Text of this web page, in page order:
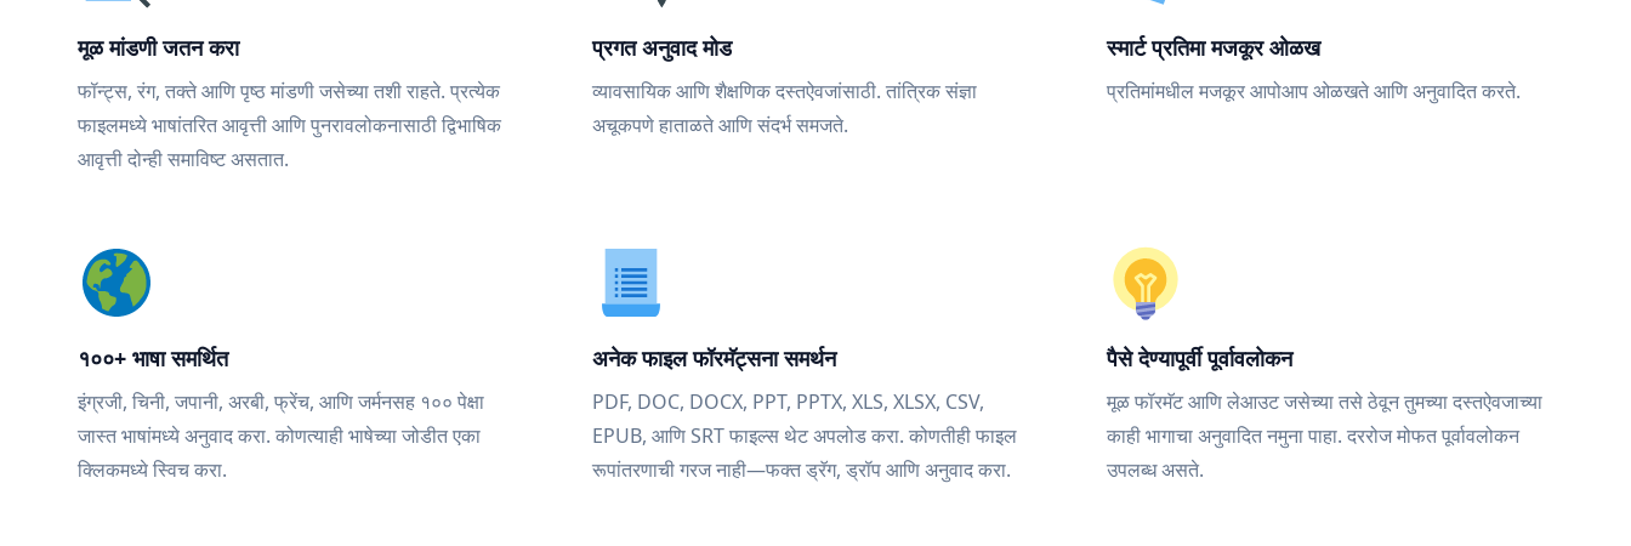
मूळ मांडणी जतन करा
फॉन्ट्स, रंग, तक्ते आणि पृष्ठ मांडणी जसेच्या तशी राहते. प्रत्येक
फाइलमध्ये भाषांतरित आवृत्ती आणि पुनरावलोकनासाठी द्विभाषिक
आवृत्ती दोन्ही समाविष्ट असतात.
प्रगत अनुवाद मोड
व्यावसायिक आणि शैक्षणिक दस्तऐवजांसाठी. तांत्रिक संज्ञा
अचूकपणे हाताळते आणि संदर्भ समजते.
स्मार्ट प्रतिमा मजकूर ओळख
प्रतिमांमधील मजकूर आपोआप ओळखते आणि अनुवादित करते.
१००+ भाषा समर्थित
इंग्रजी, चिनी, जपानी, अरबी, फ्रेंच, आणि जर्मनसह १०० पेक्षा
जास्त भाषांमध्ये अनुवाद करा. कोणत्याही भाषेच्या जोडीत एका
क्लिकमध्ये स्विच करा.
अनेक फाइल फॉरमॅट्सना समर्थन
PDF, DOC, DOCX, PPT, PPTX, XLS, XLSX, CSV,
EPUB, आणि SRT फाइल्स थेट अपलोड करा. कोणतीही फाइल
रूपांतरणाची गरज नाही—फक्त ड्रॅग, ड्रॉप आणि अनुवाद करा.
पैसे देण्यापूर्वी पूर्वावलोकन
मूळ फॉरमॅट आणि लेआउट जसेच्या तसे ठेवून तुमच्या दस्तऐवजाच्या
काही भागाचा अनुवादित नमुना पाहा. दररोज मोफत पूर्वावलोकन
उपलब्ध असते.